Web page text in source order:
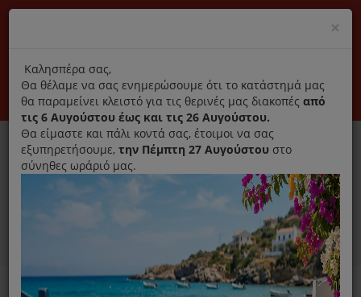
Αποκλειστικά γνήσια ανταλλακτικά
Σύνδεση Εγγραφή Εταιρεία Επικοινωνία
0
Ανταλλακτικά ηλεκτρικών συσκευών MENU
×
title
Καλησπέρα σας,
Θα θέλαμε να σας ενημερώσουμε ότι το κατάστημά μας
θα παραμείνει κλειστό για τις θερινές μας διακοπές από
τις 6 Αυγούστου έως και τις 26 Αυγούστου.
Θα είμαστε και πάλι κοντά σας, έτοιμοι να σας
εξυπηρετήσουμε, την Πέμπτη 27 Αυγούστου στο
σύνηθες ωράριό μας.